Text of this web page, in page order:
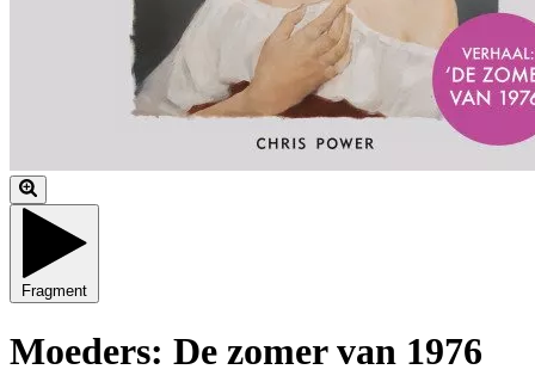
Fragment
Moeders: De zomer van 1976